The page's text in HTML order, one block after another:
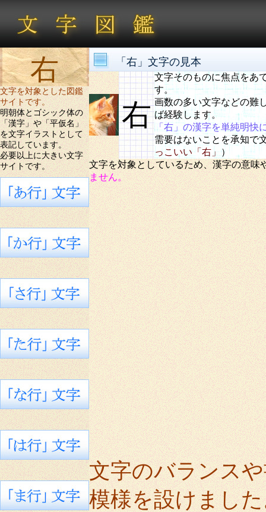
右
文字を対象とした図鑑
サイトです。
明朝体とゴシック体の
「漢字」や「平仮名」
を文字イラストとして
表記しています。
必要以上に大きい文字
サイトです。
「右」文字の見本
右
文字そのものに焦点をあ
す。
画数の多い文字などの難
ば経験します。
「右」の漢字を単純明快
需要はないことを承知で
っこいい「右」 ）
文字を対象としているため、漢字の意
ません。
文字のバランス
模様を設けまし